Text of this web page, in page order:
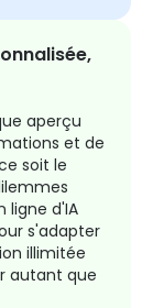
aperçu
et de
soit le
ligne d'IA
s'adapter
illimitée
autant que